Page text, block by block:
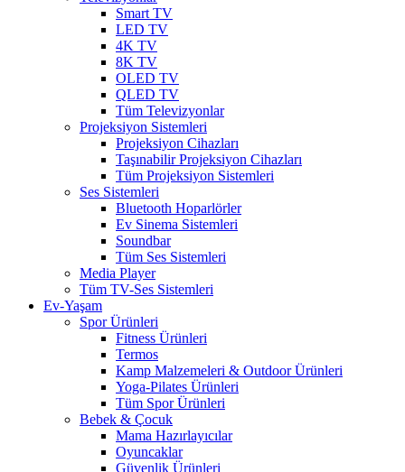
Smart TV
LED TV
4K TV
8K TV
OLED TV
QLED TV
Tüm Televizyonlar
Projeksiyon Sistemleri
Projeksiyon Cihazları
Taşınabilir Projeksiyon Cihazları
Tüm Projeksiyon Sistemleri
Ses Sistemleri
Bluetooth Hoparlörler
Ev Sinema Sistemleri
Soundbar
Tüm Ses Sistemleri
Media Player
Tüm TV-Ses Sistemleri
Ev-Yaşam
Spor Ürünleri
Fitness Ürünleri
Termos
Kamp Malzemeleri & Outdoor Ürünleri
Yoga-Pilates Ürünleri
Tüm Spor Ürünleri
Bebek & Çocuk
Mama Hazırlayıcılar
Oyuncaklar
Güvenlik Ürünleri